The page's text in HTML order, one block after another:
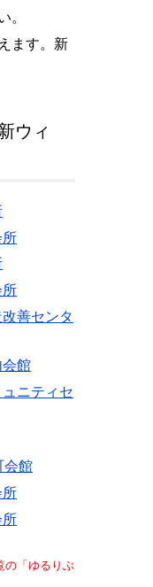
。
ます。新
ウィ
所
所
善センタ
館
ニティセ
会館
所
所
の「ゆるりぶ